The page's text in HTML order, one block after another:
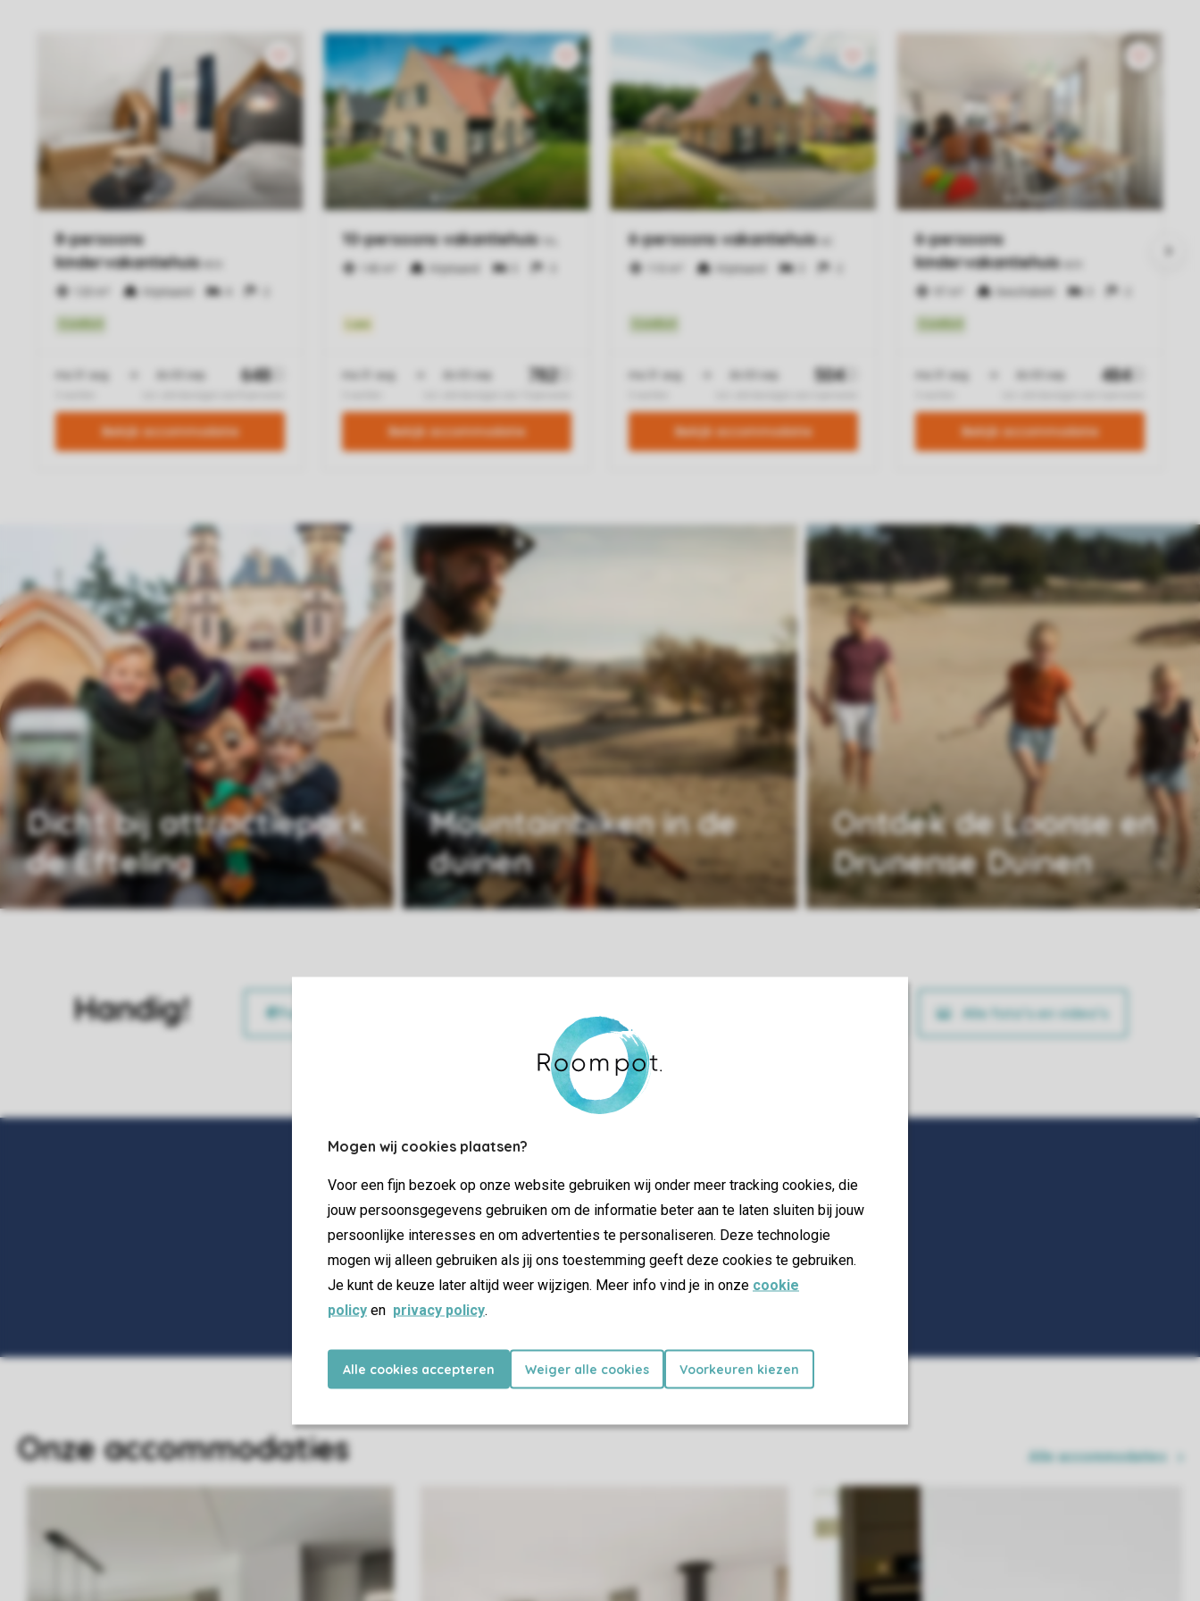
Mogen wij cookies plaatsen?
Voor een fijn bezoek op onze website gebruiken wij onder meer tracking cookies, die
jouw persoonsgegevens gebruiken om de informatie beter aan te laten sluiten bij jouw
persoonlijke interesses en om advertenties te personaliseren. Deze technologie
mogen wij alleen gebruiken als jij ons toestemming geeft deze cookies te gebruiken.
Je kunt de keuze later altijd weer wijzigen. Meer info vind je in onze cookie
policy en privacy policy.
Alle cookies accepteren Weiger alle cookies Voorkeuren kiezen
Dicht bij attractiepark
de Efteling
Mountainbiken in de
duinen
Ontdek de Loonse en
Drunense Duinen
Handig! Praktische informatie Alle foto’s en video’s
Onze accommodaties Alle accommodaties